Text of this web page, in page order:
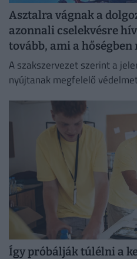
Asztalra vágnak a
azonnali cselekvésre
tovább, ami a hőségben
A szakszervezet szerint a
nyújtanak megfelelő
védelmében.
Így próbálják túlélni a